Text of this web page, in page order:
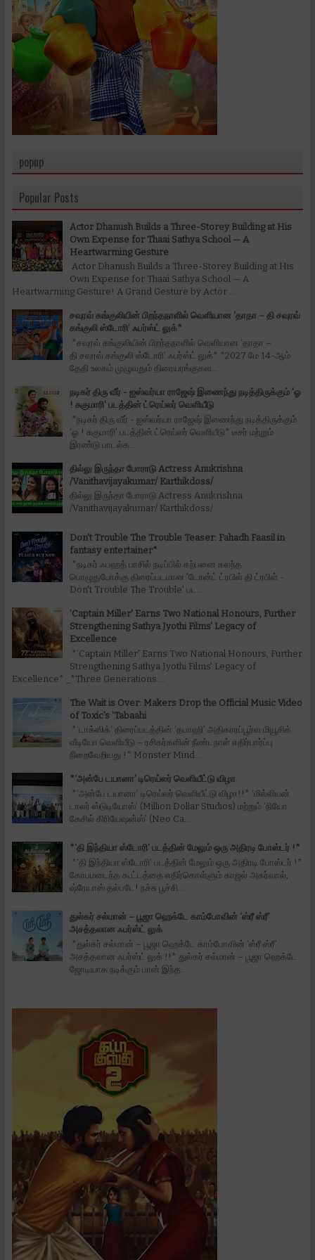
popup
Popular Posts
Actor Dhanush Builds a Three-Storey Building at His
Own Expense for Thaai Sathya School — A
Heartwarming Gesture
Actor Dhanush Builds a Three-Storey Building at His
Own Expense for Thaai Sathya School — A
Heartwarming Gesture! A Grand Gesture by Actor ...
சவுரவ் கங்குலியின் பிறந்தநாளில் வெளியான ‘தாதா – தி சவுரவ்
கங்குலி ஸ்டோரி’ ஃபர்ஸ்ட் லுக்*
*சவுரவ் கங்குலியின் பிறந்தநாளில் வெளியான ‘தாதா –
தி சவுரவ் கங்குலி ஸ்டோரி’ ஃபர்ஸ்ட் லுக்* *2027 மே 14-ஆம்
தேதி உலகம் முழுவதும் திரையரங்குகள...
நடிகர் திரு வீர் - ஐஸ்வர்யா ராஜேஷ் இணைந்து நடித்திருக்கும் 'ஓ
! சுகுமாரி' படத்தின் ட்ரெய்லர் வெளியீடு
*நடிகர் திரு வீர் - ஐஸ்வர்யா ராஜேஷ் இணைந்து நடித்திருக்கும்
'ஓ ! சுகுமாரி' படத்தின் ட்ரெய்லர் வெளியீடு* டீசர் மற்றும்
இரண்டு பாடல்க...
தில்லு இருந்தா போராடு Actress Anukrishna
/Vanithavijayakumar/ Karthikdoss/
தில்லு இருந்தா போராடு Actress Anukrishna
/Vanithavijayakumar/ Karthikdoss/
Don't Trouble The Trouble Teaser: Fahadh Faasil in
fantasy entertainer*
*நடிகர் ஃபஹத் பாசில் நடிப்பில் கற்பனை கலந்த
பொழுதுபோக்கு திரைப்படமான 'டோன்ட் ட்ரபிள் தி ட்ரபிள் -
Don't Trouble The Trouble' பட...
’Captain Miller' Earns Two National Honours, Further
Strengthening Sathya Jyothi Films' Legacy of
Excellence
*’Captain Miller' Earns Two National Honours, Further
Strengthening Sathya Jyothi Films' Legacy of
Excellence* _*Three Generations....
The Wait is Over: Makers Drop the Official Music Video
of Toxic's 'Tabaahi
*‘டாக்ஸிக்‘ திரைப்படத்தின் ‘தபாஹி’ அதிகாரப்பூர்வ மியூசிக்
வீடியோ வெளியீடு – ரசிகர்களின் நீண்டநாள் எதிர்பார்ப்பு
நிறைவேறியது !* Monster Mind...
*‘அன்பே டயானா’ டிரெய்லர் வெளியீட்டு விழா
*‘அன்பே டயானா’ டிரெய்லர் வெளியீட்டு விழா!!* ‘மில்லியன்
டாலர் ஸ்டுடியோஸ்’ (Million Dollar Studios) மற்றும் ‘நியோ
கேசில் கிரியேஷன்ஸ்’ (Neo Ca...
*‘தி இந்தியா ஸ்டோரி’ படத்தின் மேலும் ஒரு அதிரடி போஸ்டர் !*
*‘தி இந்தியா ஸ்டோரி’ படத்தின் மேலும் ஒரு அதிரடி போஸ்டர் !*
கோபமடைந்த கூட்டத்தை எதிர்கொள்ளும் காஜல் அகர்வால்,
ஷ்ரேயாஸ் தல்படே! நச்சு பூச்சி...
துல்கர் சல்மான் – பூஜா ஹெக்டே காம்போவின் ‘ஸ்ரீ ஸ்ரீ’
அசத்தலான ஃபர்ஸ்ட் லுக்
*துல்கர் சல்மான் – பூஜா ஹெக்டே காம்போவின் ‘ஸ்ரீ ஸ்ரீ’
அசத்தலான ஃபர்ஸ்ட் லுக் !!* துல்கர் சல்மான் – பூஜா ஹெக்டே
ஜோடியாக நடிக்கும் பான் இந்த...